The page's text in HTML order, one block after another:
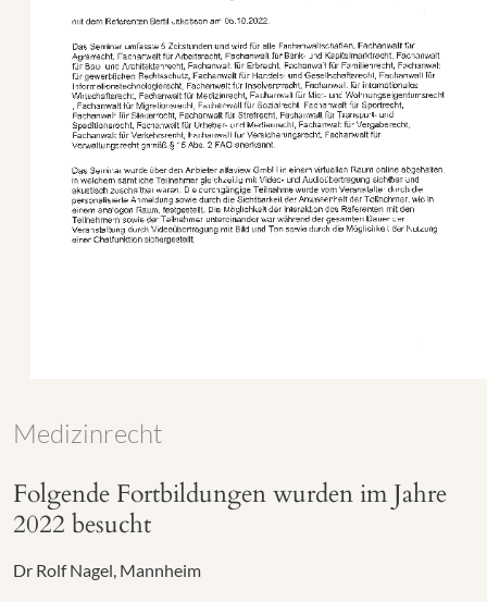
Medizinrecht
Folgende Fortbildungen wurden im Jahre
2022 besucht
Dr Rolf Nagel, Mannheim